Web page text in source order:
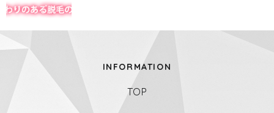
INFORMATION
TOP